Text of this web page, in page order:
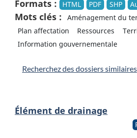
Formats :
HTML PDF SHP
Mots clés : Aménagement du
Plan affectation
Ressources
Information gouvernementale
Recherchez des dossiers similaires
Élément de drainage